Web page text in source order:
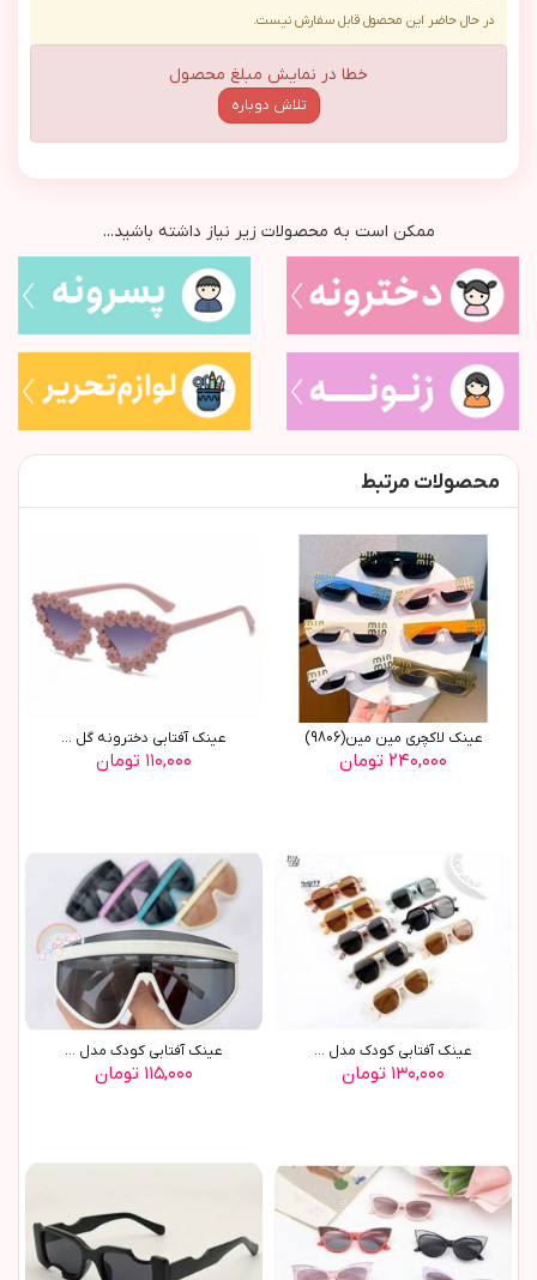
در حال حاضر این محصول قابل سفارش نیست.
خطا در نمایش مبلغ محصول
تلاش دوباره
ممکن است به محصولات زیر نیاز داشته باشید...
محصولات مرتبط
عینک لاکچری مین مین(9806)
۲۴۰,۰۰۰ تومان
عينک آفتابي دخترونه گل ...
۱۱۰,۰۰۰ تومان
عينک آفتابي کودک مدل ...
۱۳۰,۰۰۰ تومان
عينک آفتابي کودک مدل ...
۱۱۵,۰۰۰ تومان